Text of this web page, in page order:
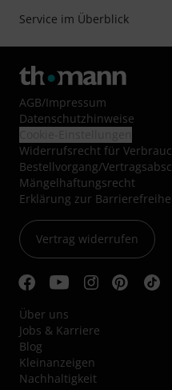
Service im Überblick
AGB/Impressum
Datenschutzhinweise
Widerrufsrecht für
Bestellvorgang/
Mängelhaftungsrecht
Erklärung zur
Vertrag widerrufen
Über uns
Jobs & Karriere
Blog
Kleinanzeigen
Nachhaltigkeit